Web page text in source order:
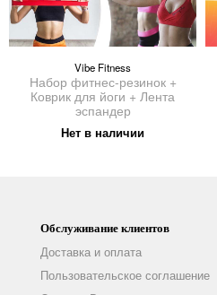
Vibe Fitness
Набор фитнес-резинок +
Коврик для йоги + Лента
эспандер
Нет в наличии
Обслуживание клиентов
Доставка и оплата
Пользовательское соглашение